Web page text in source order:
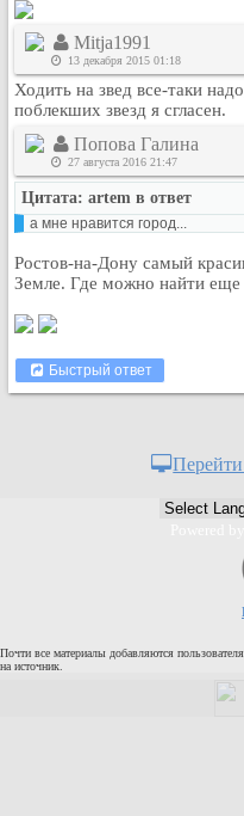
Mitja1991
13 декабря 2015 01:18
Ходить на звед все-таки
поблекших звезд я сгласен.
Попова Галина
27 августа 2016 21:47
Цитата: artem в ответ
а мне нравится город...
Ростов-на-Дону самый
Земле. Где можно найти
Быстрый ответ
Почти все материалы добавляются
на источник.